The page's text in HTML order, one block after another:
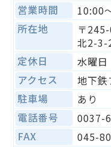
営業時間
10:00
所在地
〒
北2-3-
定休日
水曜
アクセス
地下
駐車場
あり
電話番号
0037-
FAX
045-